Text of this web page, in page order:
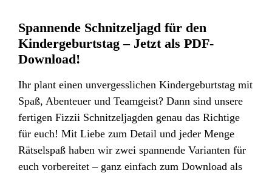
Spannende Schnitzeljagd für den
Kindergeburtstag – Jetzt als PDF-
Download!
Ihr plant einen unvergesslichen Kindergeburtstag mit
Spaß, Abenteuer und Teamgeist? Dann sind unsere
fertigen Fizzii Schnitzeljagden genau das Richtige
für euch! Mit Liebe zum Detail und jeder Menge
Rätselspaß haben wir zwei spannende Varianten für
euch vorbereitet – ganz einfach zum Download als